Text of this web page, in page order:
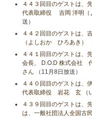
４４３回目のゲストは、
代表取締役 吉岡 洋明
送）
４４２回目のゲストは
（よしおか ひろあき）
４４１回目のゲストは、
会長、 D.O.D 株式会社
さん （11月8日放送）
４４０回目のゲストは
代表取締役 岩花 玄 （
４３９回目のゲストは、
は、一般社団法人全国